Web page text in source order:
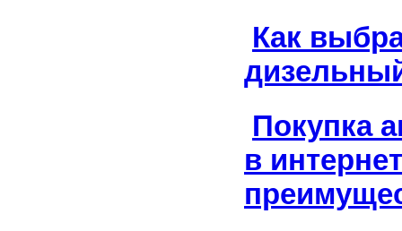
Как
Покупка
в